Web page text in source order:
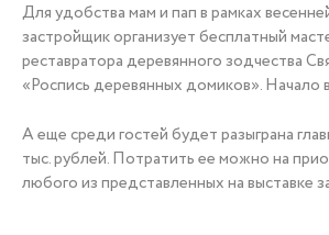
Для удобства мам и пап в рамках
застройщик организует бесплатный
реставратора деревянного зодчества
«Роспись деревянных домиков». Начало
А еще среди гостей будет разыграна
тыс. рублей. Потратить ее можно на
любого из представленных на выставке